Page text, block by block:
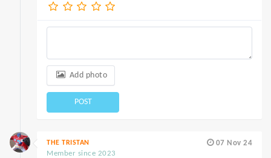
Add photo
POST
07 Nov 24
THE TRISTAN
Member since 2023